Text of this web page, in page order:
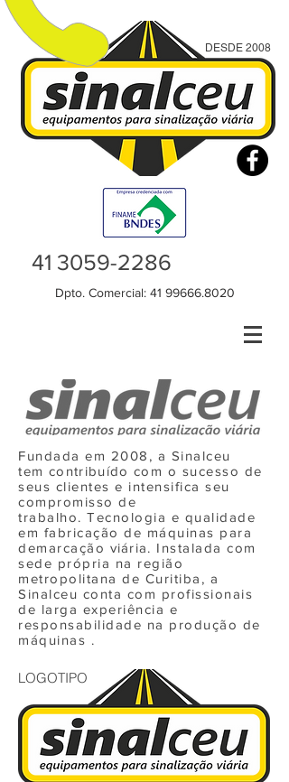
DESDE 2008
41 3059-2286
Dpto. Comercial: 41 99666.8020
Fundada em 2008, a Sinalceu
tem contribuído com o sucesso de
seus clientes e intensifica seu
compromisso de
trabalho. Tecnologia e qualidade
em fabricação de máquinas para
demarcação viária. Instalada com
sede própria na região
metropolitana de Curitiba, a
Sinalceu conta com profissionais
de larga experiência e
responsabilidade na produção de
máquinas .
LOGOTIPO